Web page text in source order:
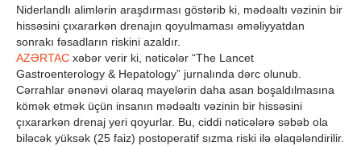
Niderlandlı alimlərin araşdırması göstərib ki, mədəaltı vəzinin bir
hissəsini çıxararkən drenajın qoyulmaması əməliyyatdan
sonrakı fəsadların riskini azaldır.
AZƏRTAC xəbər verir ki, nəticələr “The Lancet
Gastroenterology & Hepatology” jurnalında dərc olunub.
Cərrahlar ənənəvi olaraq mayelərin daha asan boşaldılmasına
kömək etmək üçün insanın mədəaltı vəzinin bir hissəsini
çıxararkən drenaj yeri qoyurlar. Bu, ciddi nəticələrə səbəb ola
biləcək yüksək (25 faiz) postoperatif sızma riski ilə əlaqələndirilir.